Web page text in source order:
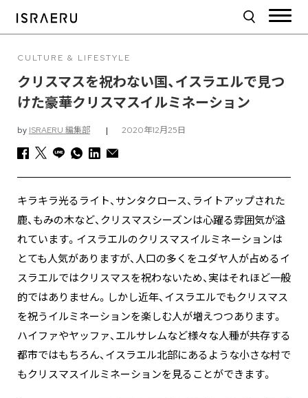
CULTURE & LIFESTYLE
クリスマスを祝わない国、イスラエルで見つ
けた豪華クリスマスイルミネーション
by ISRAERU 編集部 | 2020年12月25日
キラキラ光るライト、サンタクロース、ライトアップされた
鹿、もみの木など、クリスマスシーズンは心躍る雰囲気が溢
れています。イスラエルのクリスマスイルミネーションは
とても人気がありますが、人口の多くをユダヤ人が占めるイ
スラエルではクリスマスを祝わないため、実はそれほど一般
的ではありません。しかし近年、イスラエルでもクリスマス
を祝うイルミネーションを楽しむ人が増えつつあります。
ハイファやヤッファ、エルサレムなど様々な人種が共存する
都市ではもちろん、イスラエル北部にあるような小さな村で
もクリスマスイルミネーションを見ることができます。